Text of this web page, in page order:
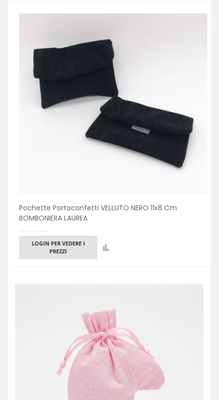
Pochette Portaconfetti VELLUTO NERO 11x8 Cm
BOMBONIERA LAUREA
LOGIN PER VEDERE I
PREZZI